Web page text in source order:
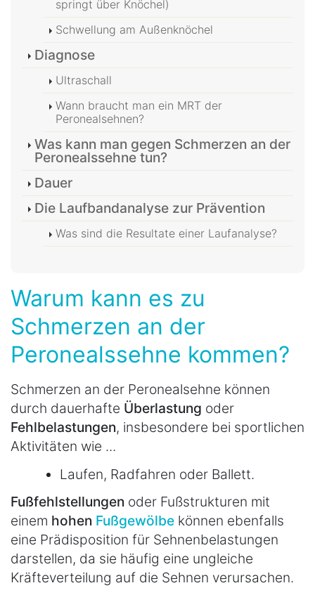
springt über Knöchel)
Schwellung am Außenknöchel
Diagnose
Ultraschall
Wann braucht man ein MRT der
Peronealsehnen?
Was kann man gegen Schmerzen an der
Peronealssehne tun?
Dauer
Die Laufbandanalyse zur Prävention
Was sind die Resultate einer Laufanalyse?
Warum kann es zu
Schmerzen an der
Peronealssehne kommen?
Schmerzen an der Peronealsehne können
durch dauerhafte Überlastung oder
Fehlbelastungen, insbesondere bei sportlichen
Aktivitäten wie ...
Laufen, Radfahren oder Ballett.
Fußfehlstellungen oder Fußstrukturen mit
einem hohen Fußgewölbe können ebenfalls
eine Prädisposition für Sehnenbelastungen
darstellen, da sie häufig eine ungleiche
Kräfteverteilung auf die Sehnen verursachen.